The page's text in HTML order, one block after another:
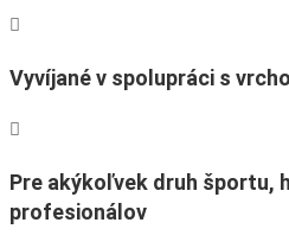
Vyvíjané v spolupráci s
Pre akýkoľvek druh športu,
profesionálov